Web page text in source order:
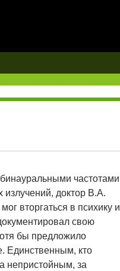
частотами
доктор В.А.
вторгаться в психику и
свою
бы предложило
Единственным, кто
непристойным, за